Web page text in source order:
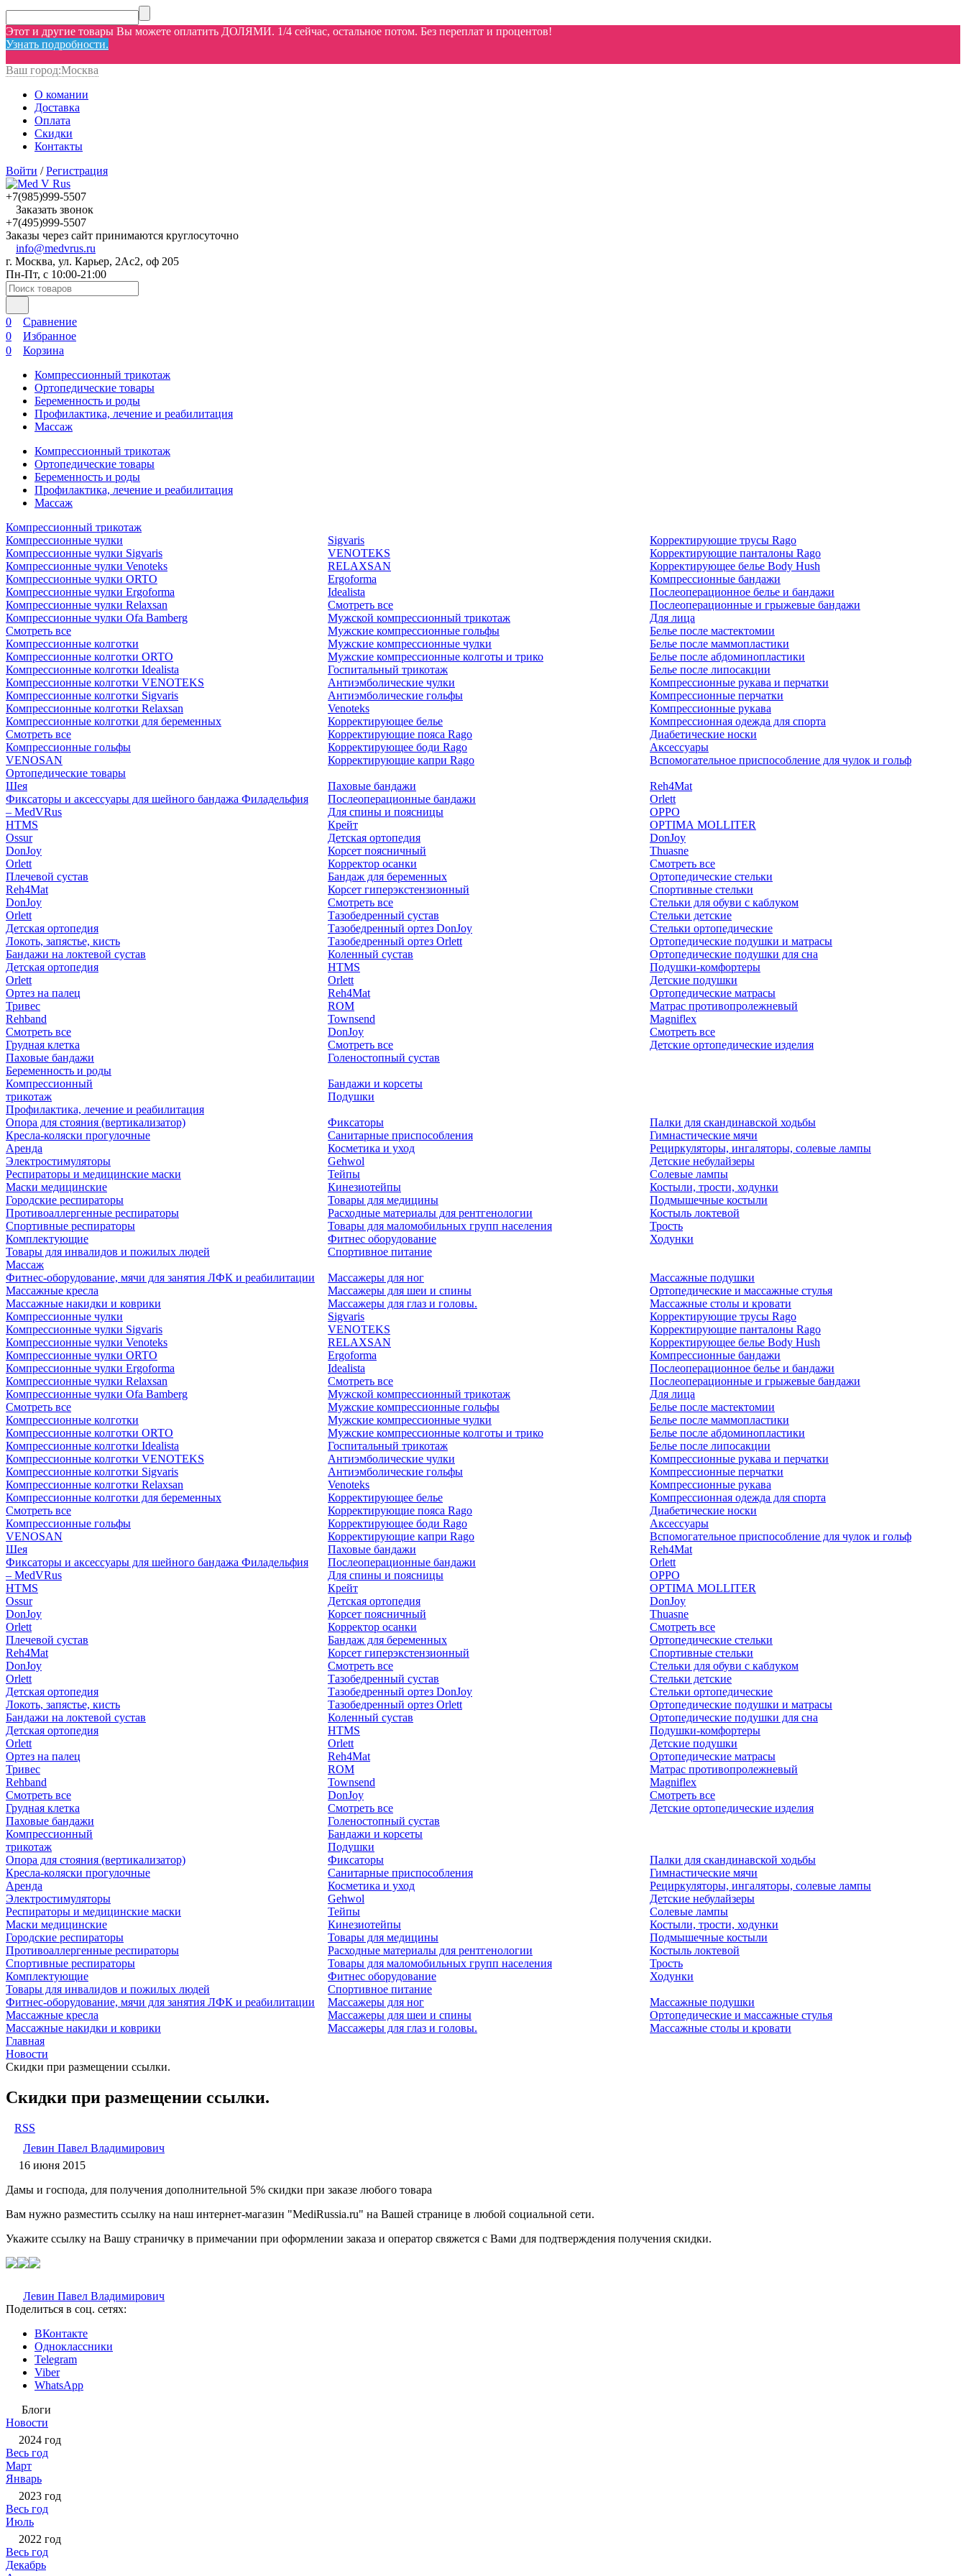
Этот и другие товары Вы можете оплатить ДОЛЯМИ. 1/4 сейчас, остальное потом. Без переплат и процентов!
Узнать подробности.
Ваш город:Москва
О комании
Доставка
Оплата
Скидки
Контакты
Войти /Регистрация
+7(985)999-5507
Заказать звонок
+7(495)999-5507
Заказы через сайт принимаются круглосуточно
info@medvrus.ru
г. Москва, ул. Карьер, 2Ас2, оф 205
Пн-Пт, с 10:00-21:00
0
Сравнение
0
Избранное
0
Корзина
Компрессионный трикотаж
Ортопедические товары
Беременность и роды
Профилактика, лечение и реабилитация
Массаж
Компрессионный трикотаж
Ортопедические товары
Беременность и роды
Профилактика, лечение и реабилитация
Массаж
Компрессионный трикотаж
Компрессионные чулки
Компрессионные чулки Sigvaris
Компрессионные чулки Venoteks
Компрессионные чулки ORTO
Компрессионные чулки Ergoforma
Компрессионные чулки Relaxsan
Компрессионные чулки Ofa Bamberg
Смотреть все
Компрессионные колготки
Компрессионные колготки ORTO
Компрессионные колготки Idealista
Компрессионные колготки VENOTEKS
Компрессионные колготки Sigvaris
Компрессионные колготки Relaxsan
Компрессионные колготки для беременных
Смотреть все
Компрессионные гольфы
VENOSAN
Sigvaris
VENOTEKS
RELAXSAN
Ergoforma
Idealista
Смотреть все
Мужской компрессионный трикотаж
Мужские компрессионные гольфы
Мужские компрессионные чулки
Мужские компрессионные колготы и трико
Госпитальный трикотаж
Антиэмболические чулки
Антиэмболические гольфы
Venoteks
Корректирующее белье
Корректирующие пояса Rago
Корректирующее боди Rago
Корректирующие капри Rago
Корректирующие трусы Rago
Корректирующие панталоны Rago
Корректирующее белье Body Hush
Компрессионные бандажи
Послеоперационное белье и бандажи
Послеоперационные и грыжевые бандажи
Для лица
Белье после мастектомии
Белье после маммопластики
Белье после абдоминопластики
Белье после липосакции
Компрессионные рукава и перчатки
Компрессионные перчатки
Компрессионные рукава
Компрессионная одежда для спорта
Диабетические носки
Аксессуары
Вспомогательное приспособление для чулок и гольф
Ортопедические товары
Шея
Фиксаторы и аксессуары для шейного бандажа Филадельфия
– MedVRus
HTMS
Ossur
DonJoy
Orlett
Плечевой сустав
Reh4Mat
DonJoy
Orlett
Детская ортопедия
Локоть, запястье, кисть
Бандажи на локтевой сустав
Детская ортопедия
Orlett
Ортез на палец
Тривес
Rehband
Смотреть все
Грудная клетка
Паховые бандажи
Паховые бандажи
Послеоперационные бандажи
Для спины и поясницы
Крейт
Детская ортопедия
Корсет поясничный
Корректор осанки
Бандаж для беременных
Корсет гиперэкстензионный
Смотреть все
Тазобедренный сустав
Тазобедренный ортез DonJoy
Тазобедренный ортез Orlett
Коленный сустав
HTMS
Orlett
Reh4Mat
ROM
Townsend
DonJoy
Смотреть все
Голеностопный сустав
Reh4Mat
Orlett
OPPO
OPTIMA MOLLITER
DonJoy
Thuasne
Смотреть все
Ортопедические стельки
Спортивные стельки
Стельки для обуви с каблуком
Стельки детские
Стельки ортопедические
Ортопедические подушки и матрасы
Ортопедические подушки для сна
Подушки-комфортеры
Детские подушки
Ортопедические матрасы
Матрас противопролежневый
Magniflex
Смотреть все
Детские ортопедические изделия
Беременность и роды
Компрессионный
трикотаж
Бандажи и корсеты
Подушки
Профилактика, лечение и реабилитация
Опора для стояния (вертикализатор)
Кресла-коляски прогулочные
Аренда
Электростимуляторы
Респираторы и медицинские маски
Маски медицинские
Городские респираторы
Противоаллергенные респираторы
Спортивные респираторы
Комплектующие
Товары для инвалидов и пожилых людей
Фиксаторы
Санитарные приспособления
Косметика и уход
Gehwol
Тейпы
Кинезиотейпы
Товары для медицины
Расходные материалы для рентгенологии
Товары для маломобильных групп населения
Фитнес оборудование
Спортивное питание
Палки для скандинавской ходьбы
Гимнастические мячи
Рециркуляторы, ингаляторы, солевые лампы
Детские небулайзеры
Солевые лампы
Костыли, трости, ходунки
Подмышечные костыли
Костыль локтевой
Трость
Ходунки
Массаж
Фитнес-оборудование, мячи для занятия ЛФК и реабилитации
Массажные кресла
Массажные накидки и коврики
Массажеры для ног
Массажеры для шеи и спины
Массажеры для глаз и головы.
Массажные подушки
Ортопедические и массажные стулья
Массажные столы и кровати
Компрессионные чулки
Компрессионные чулки Sigvaris
Компрессионные чулки Venoteks
Компрессионные чулки ORTO
Компрессионные чулки Ergoforma
Компрессионные чулки Relaxsan
Компрессионные чулки Ofa Bamberg
Смотреть все
Компрессионные колготки
Компрессионные колготки ORTO
Компрессионные колготки Idealista
Компрессионные колготки VENOTEKS
Компрессионные колготки Sigvaris
Компрессионные колготки Relaxsan
Компрессионные колготки для беременных
Смотреть все
Компрессионные гольфы
VENOSAN
Sigvaris
VENOTEKS
RELAXSAN
Ergoforma
Idealista
Смотреть все
Мужской компрессионный трикотаж
Мужские компрессионные гольфы
Мужские компрессионные чулки
Мужские компрессионные колготы и трико
Госпитальный трикотаж
Антиэмболические чулки
Антиэмболические гольфы
Venoteks
Корректирующее белье
Корректирующие пояса Rago
Корректирующее боди Rago
Корректирующие капри Rago
Корректирующие трусы Rago
Корректирующие панталоны Rago
Корректирующее белье Body Hush
Компрессионные бандажи
Послеоперационное белье и бандажи
Послеоперационные и грыжевые бандажи
Для лица
Белье после мастектомии
Белье после маммопластики
Белье после абдоминопластики
Белье после липосакции
Компрессионные рукава и перчатки
Компрессионные перчатки
Компрессионные рукава
Компрессионная одежда для спорта
Диабетические носки
Аксессуары
Вспомогательное приспособление для чулок и гольф
Шея
Фиксаторы и аксессуары для шейного бандажа Филадельфия
– MedVRus
HTMS
Ossur
DonJoy
Orlett
Плечевой сустав
Reh4Mat
DonJoy
Orlett
Детская ортопедия
Локоть, запястье, кисть
Бандажи на локтевой сустав
Детская ортопедия
Orlett
Ортез на палец
Тривес
Rehband
Смотреть все
Грудная клетка
Паховые бандажи
Паховые бандажи
Послеоперационные бандажи
Для спины и поясницы
Крейт
Детская ортопедия
Корсет поясничный
Корректор осанки
Бандаж для беременных
Корсет гиперэкстензионный
Смотреть все
Тазобедренный сустав
Тазобедренный ортез DonJoy
Тазобедренный ортез Orlett
Коленный сустав
HTMS
Orlett
Reh4Mat
ROM
Townsend
DonJoy
Смотреть все
Голеностопный сустав
Reh4Mat
Orlett
OPPO
OPTIMA MOLLITER
DonJoy
Thuasne
Смотреть все
Ортопедические стельки
Спортивные стельки
Стельки для обуви с каблуком
Стельки детские
Стельки ортопедические
Ортопедические подушки и матрасы
Ортопедические подушки для сна
Подушки-комфортеры
Детские подушки
Ортопедические матрасы
Матрас противопролежневый
Magniflex
Смотреть все
Детские ортопедические изделия
Компрессионный
трикотаж
Бандажи и корсеты
Подушки
Опора для стояния (вертикализатор)
Кресла-коляски прогулочные
Аренда
Электростимуляторы
Респираторы и медицинские маски
Маски медицинские
Городские респираторы
Противоаллергенные респираторы
Спортивные респираторы
Комплектующие
Товары для инвалидов и пожилых людей
Фиксаторы
Санитарные приспособления
Косметика и уход
Gehwol
Тейпы
Кинезиотейпы
Товары для медицины
Расходные материалы для рентгенологии
Товары для маломобильных групп населения
Фитнес оборудование
Спортивное питание
Палки для скандинавской ходьбы
Гимнастические мячи
Рециркуляторы, ингаляторы, солевые лампы
Детские небулайзеры
Солевые лампы
Костыли, трости, ходунки
Подмышечные костыли
Костыль локтевой
Трость
Ходунки
Фитнес-оборудование, мячи для занятия ЛФК и реабилитации
Массажные кресла
Массажные накидки и коврики
Массажеры для ног
Массажеры для шеи и спины
Массажеры для глаз и головы.
Массажные подушки
Ортопедические и массажные стулья
Массажные столы и кровати
Главная
Новости
Скидки при размещении ссылки.
Скидки при размещении ссылки.
RSS
Левин Павел Владимирович
16 июня 2015
Дамы и господа, для получения дополнительной 5% скидки при заказе любого товара
Вам нужно разместить ссылку на наш интернет-магазин "MediRussia.ru" на Вашей странице в любой социальной сети.
Укажите ссылку на Вашу страничку в примечании при оформлении заказа и оператор свяжется с Вами для подтверждения получения скидки.
Левин Павел Владимирович
Поделиться в соц. сетях:
ВКонтакте
Одноклассники
Telegram
Viber
WhatsApp
Блоги
Новости
2024 год
Весь год
Март
Январь
2023 год
Весь год
Июль
2022 год
Весь год
Декабрь